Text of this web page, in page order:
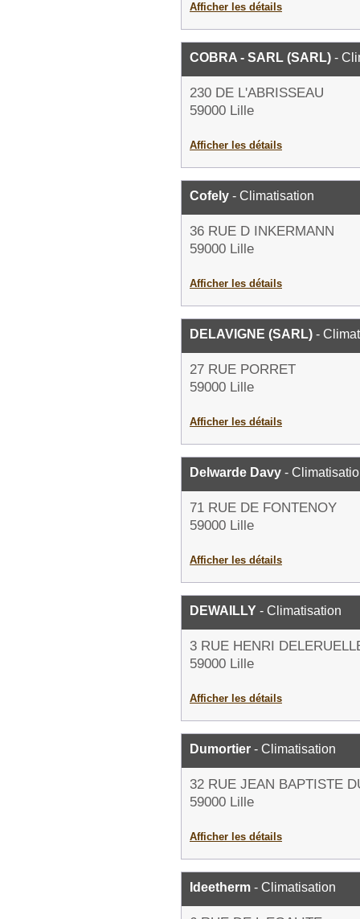
Afficher les détails
COBRA - SARL (SARL) -
230 DE L'ABRISSEAU
59000 Lille
Afficher les détails
Cofely - Climatisation
36 RUE D INKERMANN
59000 Lille
Afficher les détails
DELAVIGNE (SARL) -
27 RUE PORRET
59000 Lille
Afficher les détails
Delwarde Davy -
71 RUE DE FONTENOY
59000 Lille
Afficher les détails
DEWAILLY - Climatisation
3 RUE HENRI
59000 Lille
Afficher les détails
Dumortier - Climatisation
32 RUE JEAN BAPTISTE
59000 Lille
Afficher les détails
Ideetherm - Climatisation